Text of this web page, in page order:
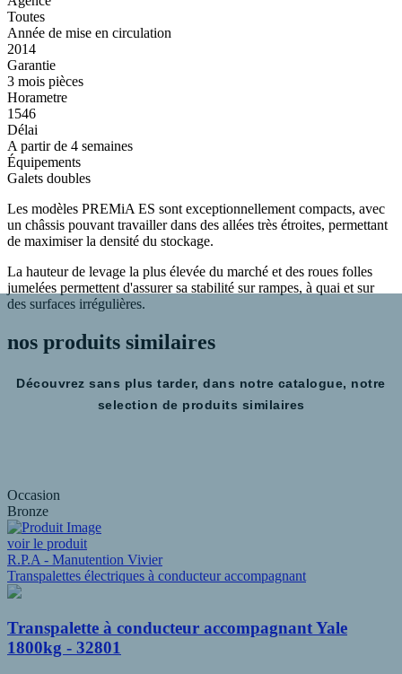
Toutes
Année de mise en circulation
2014
Garantie
3 mois pièces
Horametre
1546
Délai
A partir de 4 semaines
Équipements
Galets doubles
Les modèles PREMiA ES sont exceptionnellement compacts, avec
un châssis pouvant travailler dans des allées très étroites, permettant
de maximiser la densité du stockage.
La hauteur de levage la plus élevée du marché et des roues folles
jumelées permettent d'assurer sa stabilité sur rampes, à quai et sur
des surfaces irrégulières.
nos produits similaires
Découvrez sans plus tarder, dans notre catalogue, notre
selection de produits similaires
Occasion
Bronze
voir le produit
R.P.A - Manutention Vivier
Transpalettes électriques à conducteur accompagnant
Transpalette à conducteur accompagnant Yale
1800kg - 32801